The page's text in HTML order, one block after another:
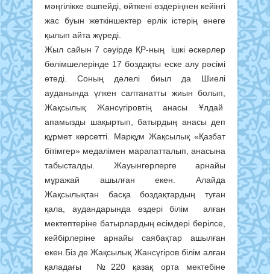
мәңгілікке өшпейді, өйткені өздеріңнен кейінгі
жас буын жеткіншектер ерлік істерің өнеге
қылып айта жүреді.
Жыл сайын 7 сәуірде ҚР-ның ішкі әскерлер
бөлімшелерінде 17 боздақты еске алу рәсімі
өтеді. Соның дәлелі биыл да Шиелі
ауданында үлкен салтанатты жиын болып,
Жақсылық Жансүгіровтің анасы Ұлдай
апамызды шақыртып, батырдың анасы деп
құрмет көрсетті. Марқұм Жақсылық «Қазбат
бітімгер» медалімен марапатталып, анасына
табысталды. Жауынгерлерге арнайы
мұражай ашылған екен. Алайда
Жақсылықтан басқа боздақтардың туған
қала, аудандарында өздері білім алған
мектептеріне батырлардың есімдері берілсе,
кейбірлеріне арнайы саябақтар ашылған
екен.Біз де Жақсылық Жансүгіров білім алған
қаладағы №220 қазақ орта мектебіне